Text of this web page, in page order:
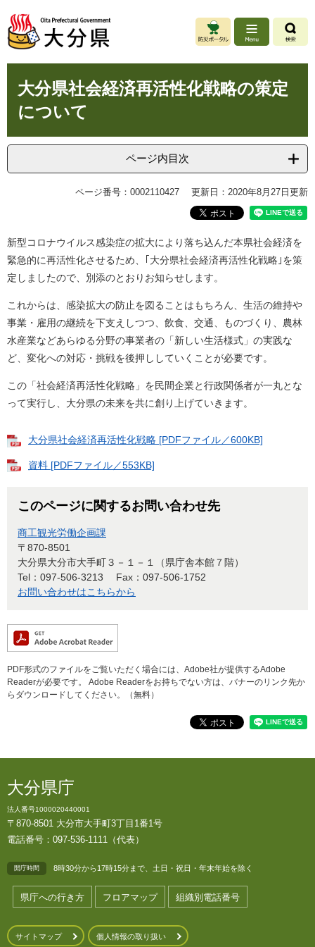
ジ
先
ュ
を
本
へ
大分県社会経済再活性化戦略の策定
について
ページ内目次
ページ番号：0002110427 更新日：2020年8月27日更新
新型コロナウイルス感染症の拡大により落ち込んだ本県社会経済を
緊急的に再活性化させるため、｢大分県社会経済再活性化戦略｣を策
定しましたので、別添のとおりお知らせします。
これからは、感染拡大の防止を図ることはもちろん、生活の維持や
事業・雇用の継続を下支えしつつ、飲食、交通、ものづくり、農林
水産業などあらゆる分野の事業者の「新しい生活様式」の実践な
ど、変化への対応・挑戦を後押ししていくことが必要です。
この「社会経済再活性化戦略」を民間企業と行政関係者が一丸とな
って実行し、大分県の未来を共に創り上げていきます。
大分県社会経済再活性化戦略 [PDFファイル／600KB]
資料 [PDFファイル／553KB]
このページに関するお問い合わせ先
商工観光労働企画課
〒870-8501
大分県大分市大手町３－１－１（県庁舎本館７階）
Tel：097-506-3213
Fax：097-506-1752
お問い合わせはこちらから
PDF形式のファイルをご覧いただく場合には、Adobe社が提供するAdobe
Readerが必要です。
Adobe Readerをお持ちでない方は、バナーのリンク先か
らダウンロードしてください。（無料）
大分県庁
法人番号1000020440001
〒870-8501 大分市大手町3丁目1番1号
電話番号：097-536-1111（代表）
開庁時間 8時30分から17時15分まで、土日・祝日・年末年始を除く
県庁への行き方 フロアマップ 組織別電話番号
サイトマップ 個人情報の取り扱い